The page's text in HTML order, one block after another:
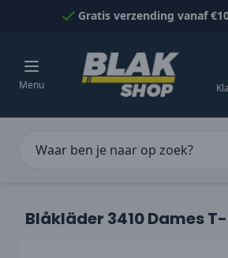
Naar inhoud gaanGratis verzending vanaf
Menu
Blåkläder 3410 Dames